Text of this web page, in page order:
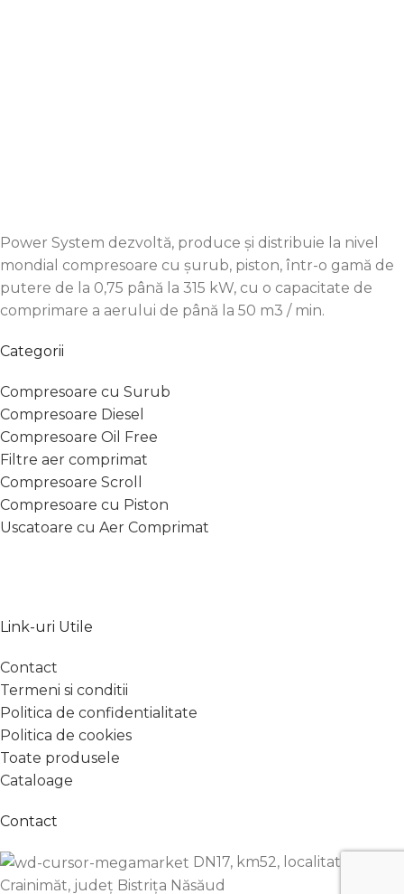
Power System dezvoltă, produce și distribuie la nivel
mondial compresoare cu șurub, piston, într-o gamă de
putere de la 0,75 până la 315 kW, cu o capacitate de
comprimare a aerului de până la 50 m3 / min.
Categorii
Compresoare cu Surub
Compresoare Diesel
Compresoare Oil Free
Filtre aer comprimat
Compresoare Scroll
Compresoare cu Piston
Uscatoare cu Aer Comprimat
Link-uri Utile
Contact
Termeni si conditii
Politica de confidentialitate
Politica de cookies
Toate produsele
Cataloage
Contact
DN17, km52, localitatea
Crainimăt, județ Bistrița Năsăud